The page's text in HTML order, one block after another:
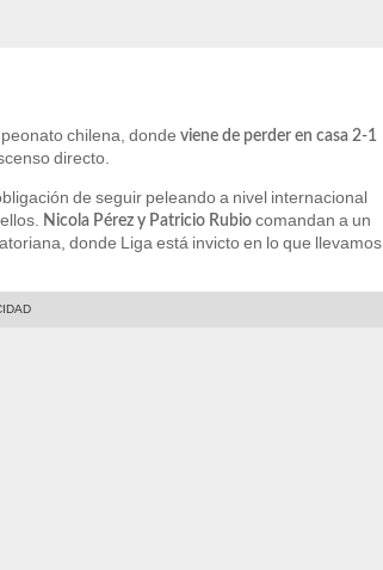
chilena, donde viene de perder en casa 2-1
directo.
de seguir peleando a nivel internacional
Nicola Pérez y Patricio Rubio comandan a un
donde Liga está invicto en lo que llevamos